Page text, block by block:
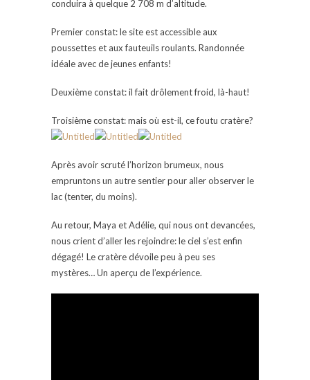
conduira à quelque 2 708 m d’altitude.
Premier constat: le site est accessible aux
poussettes et aux fauteuils roulants. Randonnée
idéale avec de jeunes enfants!
Deuxième constat: il fait drôlement froid, là-haut!
Troisième constat: mais où est-il, ce foutu cratère?
Après avoir scruté l’horizon brumeux, nous
empruntons un autre sentier pour aller observer le
lac (tenter, du moins).
Au retour, Maya et Adélie, qui nous ont devancées,
nous crient d’aller les rejoindre: le ciel s’est enfin
dégagé! Le cratère dévoile peu à peu ses
mystères… Un aperçu de l’expérience.